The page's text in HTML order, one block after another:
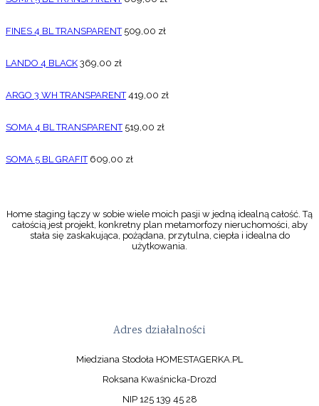
FINES 4 BL TRANSPARENT 509,00 zł
LANDO 4 BLACK 369,00 zł
ARGO 3 WH TRANSPARENT 419,00 zł
SOMA 4 BL TRANSPARENT 519,00 zł
SOMA 5 BL GRAFIT 609,00 zł
Home staging łączy w sobie wiele moich pasji w jedną idealną całość. Tą
całością jest projekt, konkretny plan metamorfozy nieruchomości, aby
stała się zaskakująca, pożądana, przytulna, ciepła i idealna do
użytkowania.
Adres działalności
Miedziana Stodoła HOMESTAGERKA.PL
Roksana Kwaśnicka-Drozd
NIP 125 139 45 28